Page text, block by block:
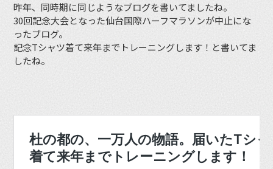
昨年、同時期に同じようなブログを書いてましたね。
30回記念大会となった仙台国際ハーフマラソンが中止にな
ったブログ。
記念Tシャツ着て来年までトレーニングします！と書いてま
したね。